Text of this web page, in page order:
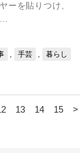
ーを貼りつけ、
手芸 暮らし
13 14 15 >